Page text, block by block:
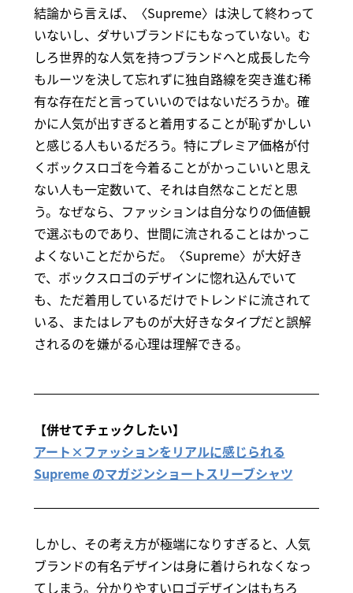
結論から言えば、〈Supreme〉は決して終わって
いないし、ダサいブランドにもなっていない。む
しろ世界的な人気を持つブランドへと成長した今
もルーツを決して忘れずに独自路線を突き進む稀
有な存在だと言っていいのではないだろうか。確
かに人気が出すぎると着用することが恥ずかしい
と感じる人もいるだろう。特にプレミア価格が付
くボックスロゴを今着ることがかっこいいと思え
ない人も一定数いて、それは自然なことだと思
う。なぜなら、ファッションは自分なりの価値観
で選ぶものであり、世間に流されることはかっこ
よくないことだからだ。〈Supreme〉が大好き
で、ボックスロゴのデザインに惚れ込んでいて
も、ただ着用しているだけでトレンドに流されて
いる、またはレアものが大好きなタイプだと誤解
されるのを嫌がる心理は理解できる。
【併せてチェックしたい】
アート×ファッションをリアルに感じられる
Supreme のマガジンショートスリーブシャツ
しかし、その考え方が極端になりすぎると、人気
ブランドの有名デザインは身に着けられなくなっ
てしまう。分かりやすいロゴデザインはもちろ